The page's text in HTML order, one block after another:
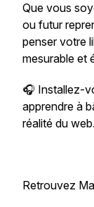
Que vous
ou futur
penser votre
mesurable et
🎧 Installez-
apprendre à
réalité du web.
Retrouvez